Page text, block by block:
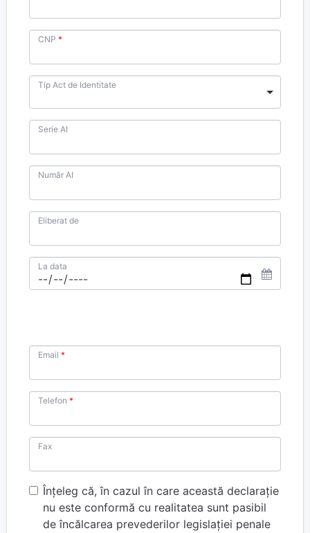
CNP
Tip Act de Identitate
Serie AI
Număr AI
Eliberat de
La data
Email
Telefon
Fax
Înţeleg că, în cazul în care această declaraţie
nu este conformă cu realitatea sunt pasibil
de încălcarea prevederilor legislaţiei penale